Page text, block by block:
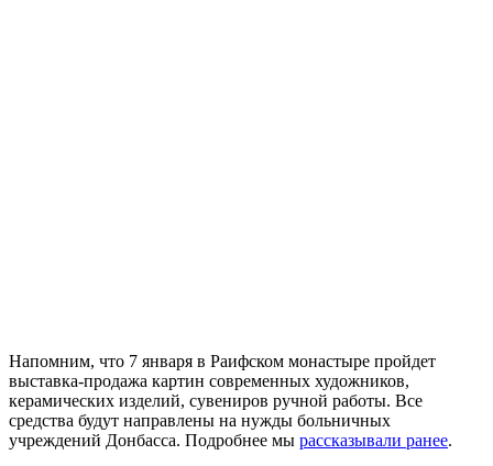
Напомним, что 7 января в Раифском монастыре пройдет
выставка-продажа картин современных художников,
керамических изделий, сувениров ручной работы. Все
средства будут направлены на нужды больничных
учреждений Донбасса. Подробнее мы рассказывали ранее.